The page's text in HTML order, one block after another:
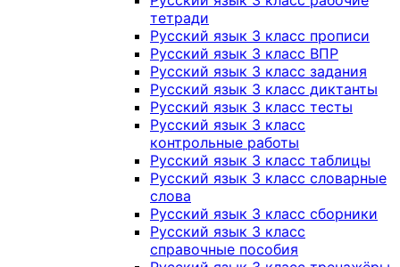
тетради
Русский язык 3 класс прописи
Русский язык 3 класс ВПР
Русский язык 3 класс задания
Русский язык 3 класс диктанты
Русский язык 3 класс тесты
Русский язык 3 класс
контрольные работы
Русский язык 3 класс таблицы
Русский язык 3 класс словарные
слова
Русский язык 3 класс сборники
Русский язык 3 класс
справочные пособия